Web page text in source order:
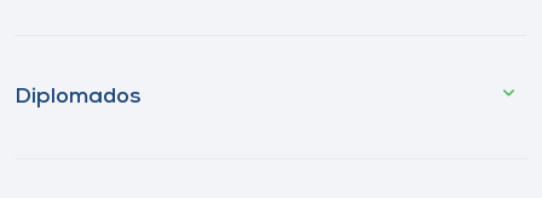
Diplomados